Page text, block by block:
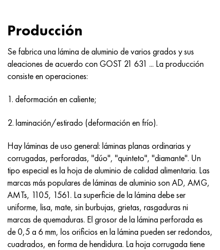
Producción
Se fabrica una lámina de aluminio de varios grados y sus
aleaciones de acuerdo con GOST 21 631 ... La producción
consiste en operaciones:
1. deformación en caliente;
2. laminación/estirado (deformación en frío).
Hay láminas de uso general: láminas planas ordinarias y
corrugadas, perforadas, "dúo", "quinteto", "diamante". Un
tipo especial es la hoja de aluminio de calidad alimentaria. Las
marcas más populares de láminas de aluminio son AD, AMG,
AMTs, 1105, 1561. La superficie de la lámina debe ser
uniforme, lisa, mate, sin burbujas, grietas, rasgaduras ni
marcas de quemaduras. El grosor de la lámina perforada es
de 0,5 a 6 mm, los orificios en la lámina pueden ser redondos,
cuadrados, en forma de hendidura. La hoja corrugada tiene